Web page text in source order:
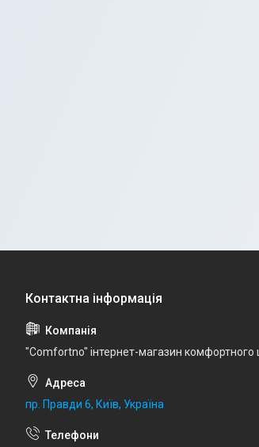
"Comfortno" інтернет-магазин комфортного
пр. Правди 6, Київ, Україна